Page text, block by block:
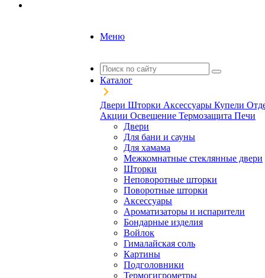
Меню
Каталог
Двери Шторки Аксессуары Купели
Акции Освещение Термозащита Печи
Двери
Для бани и сауны
Для хамама
Межкомнатные стеклянные двери
Шторки
Неповоротные шторки
Поворотные шторки
Аксессуары
Ароматизаторы и испарители
Бондарные изделия
Войлок
Гималайская соль
Картины
Подголовники
Термогигрометры